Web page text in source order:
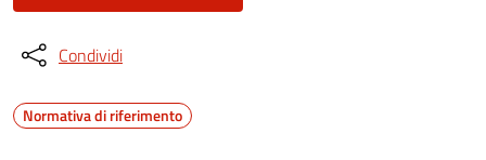
Condividi
Normativa di riferimento